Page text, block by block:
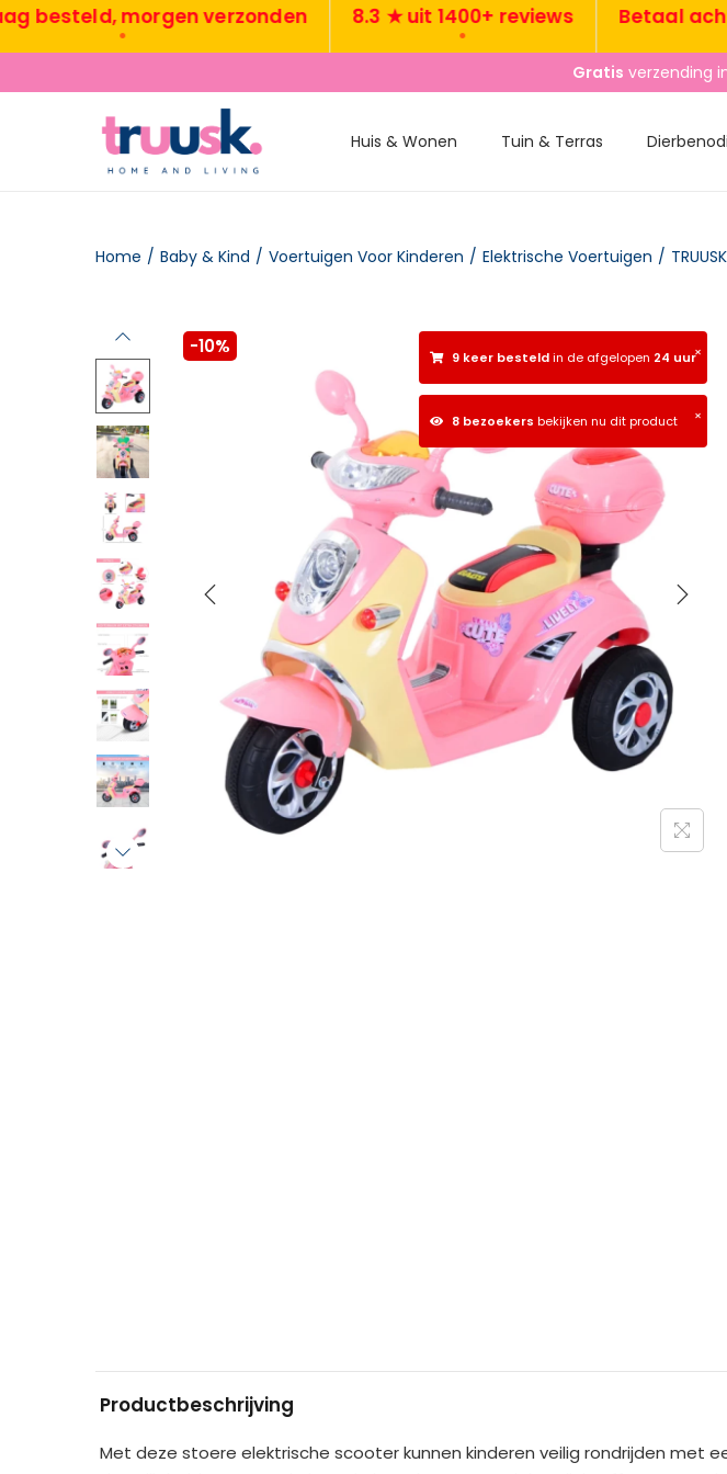
morgen verzonden 8.3 ★ uit 1400+ reviews Betaal
Gratis verzending
Huis & Wonen Tuin & Terras
Home / Baby & Kind / Voertuigen Voor Kinderen / Elektrische Voertuigen /
×
9 keer besteldin de afgelopen 24 uur
×
8 bezoekers bekijken nu dit product
-10%
Productbeschrijving
Met deze stoere elektrische scooter kunnen kinderen veilig rondrijden met